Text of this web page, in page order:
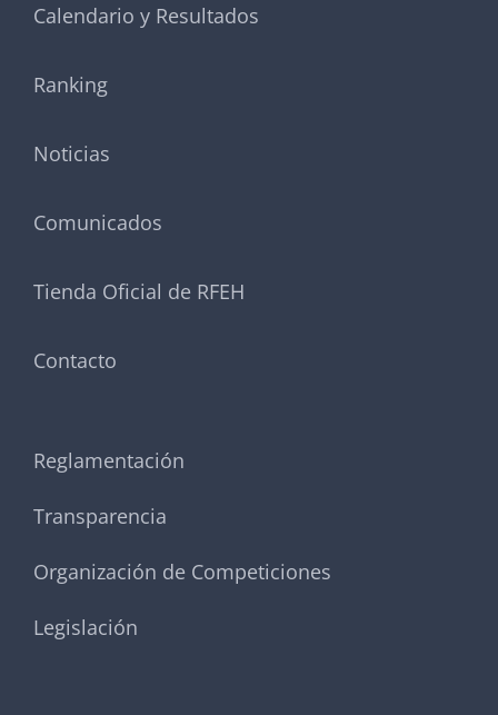
Calendario y Resultados
Ranking
Noticias
Comunicados
Tienda Oficial de RFEH
Contacto
Reglamentación
Transparencia
Organización de Competiciones
Legislación